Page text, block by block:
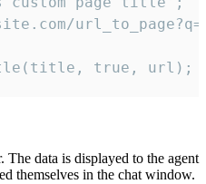
true, url);
The data is displayed to the agent
themselves in the chat window.